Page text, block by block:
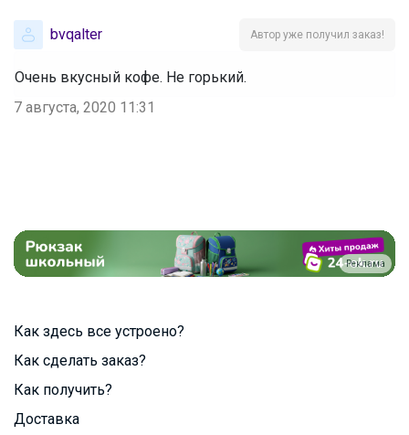
bvqalter Автор уже получил заказ!
Очень вкусный кофе. Не горький.
7 августа, 2020 11:31
Реклама
Как здесь все устроено?
Как сделать заказ?
Как получить?
Доставка